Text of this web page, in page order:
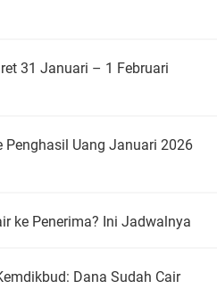
31 Januari – 1 Februari
Penghasil Uang Januari 2026
ke Penerima? Ini Jadwalnya
Dana Sudah Cair